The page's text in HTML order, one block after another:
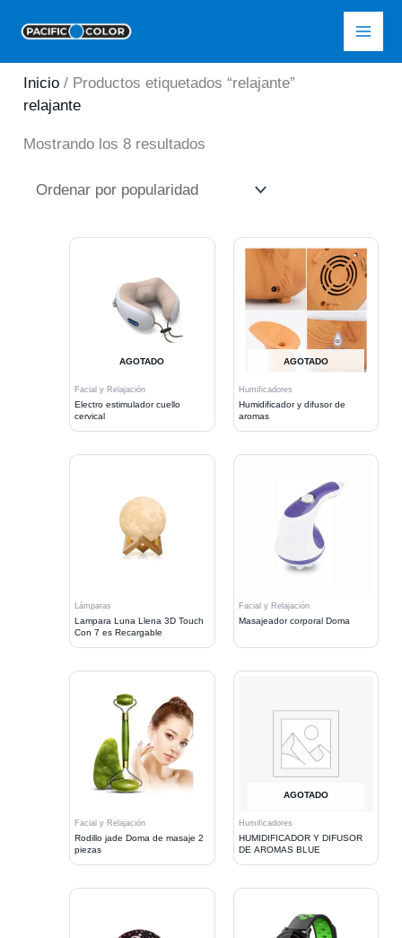
contenido
Inicio / Productos etiquetados “relajante”
relajante
Mostrando los 8 resultados
popularidad
AGOTADO
Facial y Relajación
Electro estimulador cuello
cervical
AGOTADO
Humificadores
Humidificador y difusor de
aromas
Lámparas
Lampara Luna Llena 3D Touch
Con 7 es Recargable
Facial y Relajación
Masajeador corporal Doma
Facial y Relajación
Rodillo jade Doma de masaje 2
piezas
AGOTADO
Humificadores
HUMIDIFICADOR Y DIFUSOR
DE AROMAS BLUE